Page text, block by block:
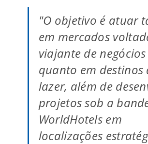
"O objetivo é atuar
em mercados
viajante de negócios
quanto em destinos
lazer, além de
projetos sob a
WorldHotels em
localizações